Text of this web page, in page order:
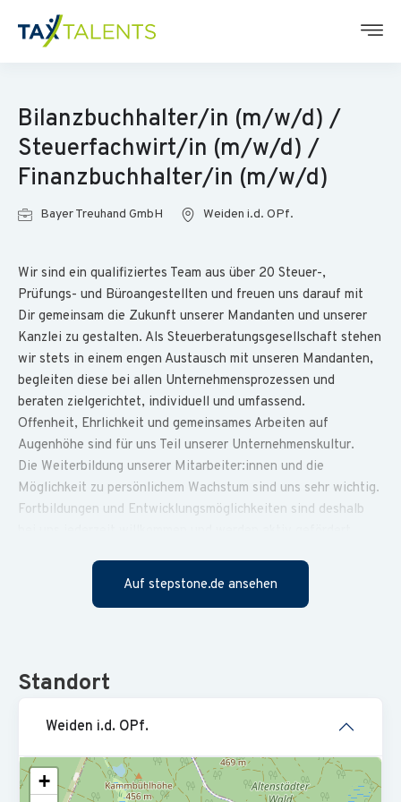
Bilanzbuchhalter/in (m/w/d) /
Steuerfachwirt/in (m/w/d) /
Finanzbuchhalter/in (m/w/d)
Bayer Treuhand GmbH Weiden i.d. OPf.
Wir sind ein qualifiziertes Team aus über 20 Steuer-,
Prüfungs- und Büroangestellten und freuen uns darauf mit
Dir gemeinsam die Zukunft unserer Mandanten und unserer
Kanzlei zu gestalten. Als Steuerberatungsgesellschaft stehen
wir stets in einem engen Austausch mit unseren Mandanten,
begleiten diese bei allen Unternehmensprozessen und
beraten zielgerichtet, individuell und umfassend.
Offenheit, Ehrlichkeit und gemeinsames Arbeiten auf
Augenhöhe sind für uns Teil unserer Unternehmenskultur.
Die Weiterbildung unserer Mitarbeiter:innen und die
Möglichkeit zu persönlichem Wachstum sind uns sehr wichtig.
Fortbildungen und Entwicklungsmöglichkeiten sind deshalb
kollegialen Umfeld? Dann sollten wir uns kennenlernen!
Du bist der direkte Ansprechpartner unserer Mandanten in
Beratungsthemen
Abstimmungen mit Finanzbehörden
Klärung/Ausarbeitung komplexer steuerlicher
Auf stepstone.de ansehen
Standort
Weiden i.d. OPf.
+